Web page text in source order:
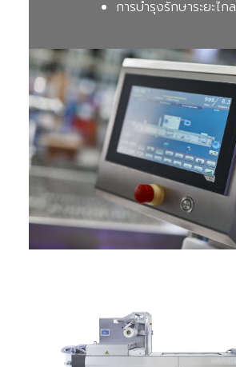
การบำรุงรักษาระยะไกล